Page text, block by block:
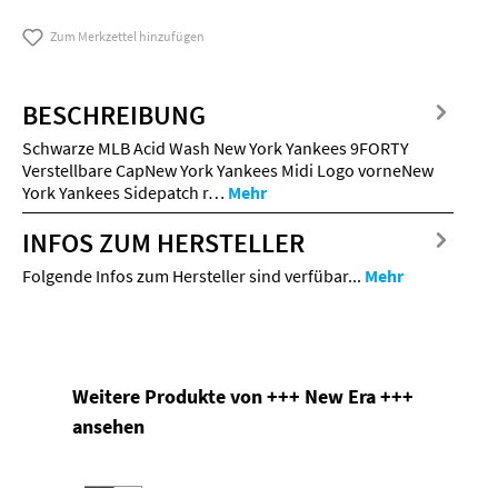
Zum Merkzettel hinzufügen
BESCHREIBUNG
Schwarze MLB Acid Wash New York Yankees 9FORTY
Verstellbare CapNew York Yankees Midi Logo vorneNew
York Yankees Sidepatch r… Mehr
INFOS ZUM HERSTELLER
Folgende Infos zum Hersteller sind verfübar... Mehr
Produktgalerie überspringen
Weitere Produkte von +++ New Era +++
ansehen